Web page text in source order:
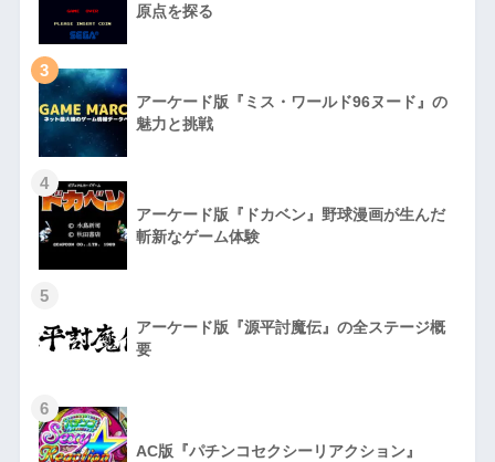
原点を探る
3
アーケード版『ミス・ワールド96ヌード』の
魅力と挑戦
4
アーケード版『ドカベン』野球漫画が生んだ
斬新なゲーム体験
5
アーケード版『源平討魔伝』の全ステージ概
要
6
AC版『パチンコセクシーリアクション』